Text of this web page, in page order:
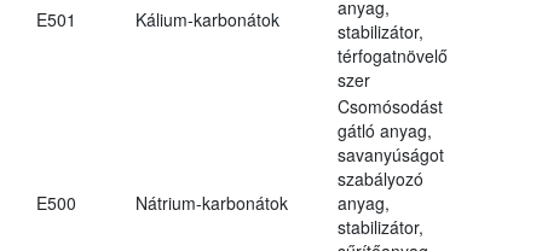
E501 Kálium-karbonátok
anyag,
stabilizátor,
térfogatnövelő
szer
E500 Nátrium-karbonátok
Csomósodást
gátló anyag,
savanyúságot
szabályozó
anyag,
stabilizátor,